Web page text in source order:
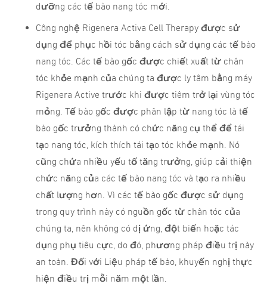
dưỡng các tế bào nang tóc mới.
Công nghệ Rigenera Activa Cell Therapy được sử
dụng để phục hồi tóc bằng cách sử dụng các tế bào
nang tóc. Các tế bào gốc được chiết xuất từ ​​​​chân
tóc khỏe mạnh của chúng ta được ly tâm bằng máy
Rigenera Active trước khi được tiêm trở lại vùng tóc
mỏng. Tế bào gốc được phân lập từ nang tóc là tế
bào gốc trưởng thành có chức năng cụ thể để tái
tạo nang tóc, kích thích tái tạo tóc khỏe mạnh. Nó
cũng chứa nhiều yếu tố tăng trưởng, giúp cải thiện
chức năng của các tế bào nang tóc và tạo ra nhiều
chất lượng hơn. Vì các tế bào gốc được sử dụng
trong quy trình này có nguồn gốc từ chân tóc của
chúng ta, nên không có dị ứng, đột biến hoặc tác
dụng phụ tiêu cực, do đó, phương pháp điều trị này
an toàn. Đối với Liệu pháp tế bào, khuyến nghị thực
hiện điều trị mỗi năm một lần.